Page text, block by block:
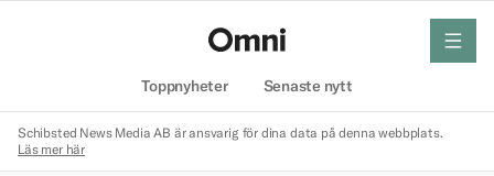
Toppnyheter Senaste nytt
meny
Schibsted News Media AB är ansvarig för dina data på denna webbplats.
Läs mer här